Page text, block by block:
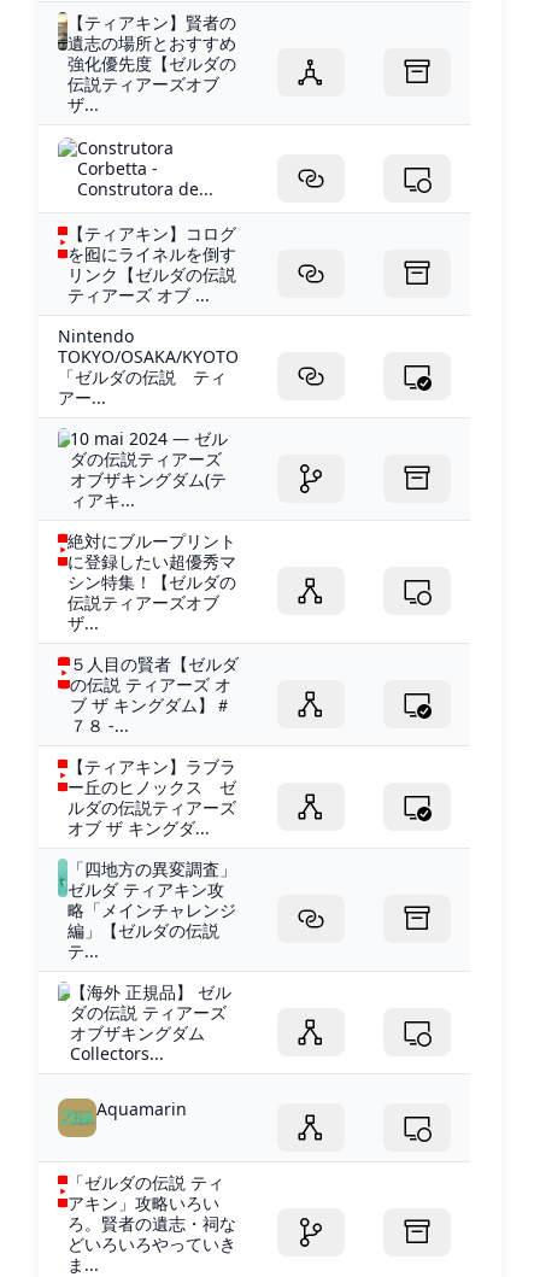
【ティアキン】賢者の
遺志の場所とおすすめ
強化優先度【ゼルダの
伝説ティアーズオブ
ザ...
Construtora
Corbetta -
Construtora de...
【ティアキン】コログ
を囮にライネルを倒す
リンク【ゼルダの伝説
ティアーズ オブ ...
Nintendo
TOKYO/OSAKA/KYOTO
「ゼルダの伝説 ティ
アー...
10 mai 2024 — ゼル
ダの伝説ティアーズ
オブザキングダム(テ
ィアキ...
絶対にブループリント
に登録したい超優秀マ
シン特集！【ゼルダの
伝説ティアーズオブ
ザ...
５人目の賢者【ゼルダ
の伝説 ティアーズ オ
ブ ザ キングダム】＃
７８ -...
【ティアキン】ラブラ
ー丘のヒノックス ゼ
ルダの伝説ティアーズ
オブ ザ キングダ...
「四地方の異変調査」
ゼルダ ティアキン攻
略「メインチャレンジ
編」【ゼルダの伝説
テ...
【海外 正規品】 ゼル
ダの伝説 ティアーズ
オブザキングダム
Collectors...
Aquamarin
「ゼルダの伝説 ティ
アキン」攻略いろい
ろ。賢者の遺志・祠な
どいろいろやっていき
ま...